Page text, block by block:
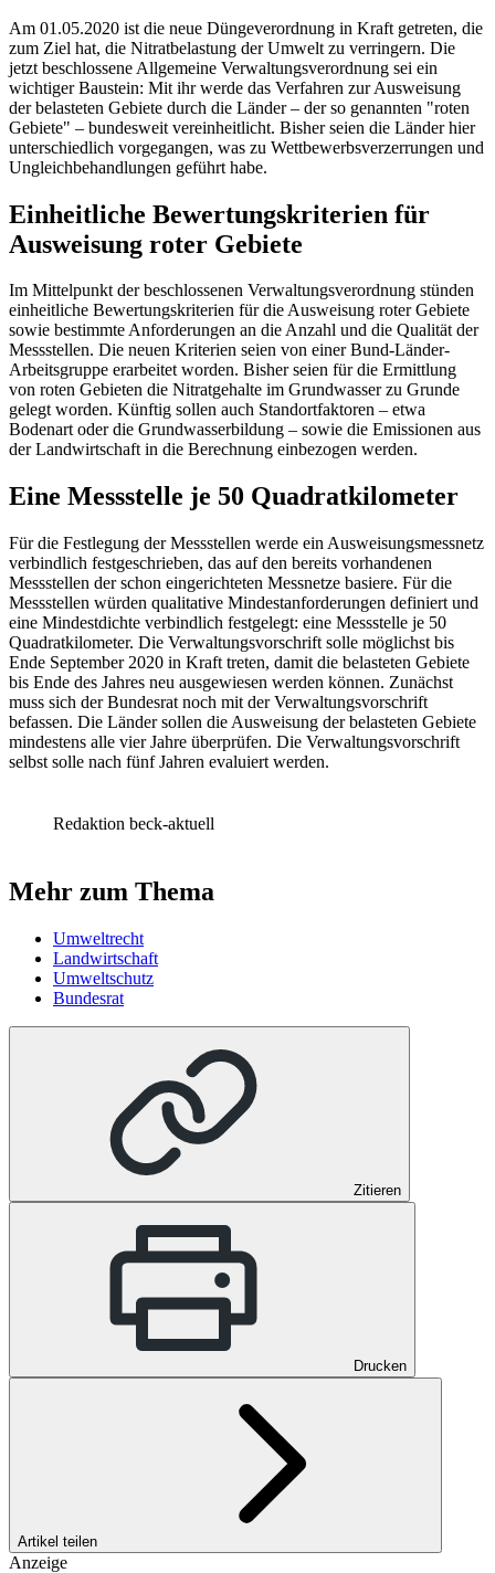
Am 01.05.2020 ist die neue Düngeverordnung in Kraft getreten, die
zum Ziel hat, die Nitratbelastung der Umwelt zu verringern. Die
jetzt beschlossene Allgemeine Verwaltungsverordnung sei ein
wichtiger Baustein: Mit ihr werde das Verfahren zur Ausweisung
der belasteten Gebiete durch die Länder – der so genannten "roten
Gebiete" – bundesweit vereinheitlicht. Bisher seien die Länder hier
unterschiedlich vorgegangen, was zu Wettbewerbsverzerrungen und
Ungleichbehandlungen geführt habe.
Einheitliche Bewertungskriterien für
Ausweisung roter Gebiete
Im Mittelpunkt der beschlossenen Verwaltungsverordnung stünden
einheitliche Bewertungskriterien für die Ausweisung roter Gebiete
sowie bestimmte Anforderungen an die Anzahl und die Qualität der
Messstellen. Die neuen Kriterien seien von einer Bund-Länder-
Arbeitsgruppe erarbeitet worden. Bisher seien für die Ermittlung
von roten Gebieten die Nitratgehalte im Grundwasser zu Grunde
gelegt worden. Künftig sollen auch Standortfaktoren – etwa
Bodenart oder die Grundwasserbildung – sowie die Emissionen aus
der Landwirtschaft in die Berechnung einbezogen werden.
Eine Messstelle je 50 Quadratkilometer
Für die Festlegung der Messstellen werde ein Ausweisungsmessnetz
verbindlich festgeschrieben, das auf den bereits vorhandenen
Messstellen der schon eingerichteten Messnetze basiere. Für die
Messstellen würden qualitative Mindestanforderungen definiert und
eine Mindestdichte verbindlich festgelegt: eine Messstelle je 50
Quadratkilometer. Die Verwaltungsvorschrift solle möglichst bis
Ende September 2020 in Kraft treten, damit die belasteten Gebiete
bis Ende des Jahres neu ausgewiesen werden können. Zunächst
muss sich der Bundesrat noch mit der Verwaltungsvorschrift
befassen. Die Länder sollen die Ausweisung der belasteten Gebiete
mindestens alle vier Jahre überprüfen. Die Verwaltungsvorschrift
selbst solle nach fünf Jahren evaluiert werden.
Redaktion beck-aktuell
Mehr zum Thema
Umweltrecht
Landwirtschaft
Umweltschutz
Bundesrat
Zitieren
Drucken
Artikel teilen
Anzeige